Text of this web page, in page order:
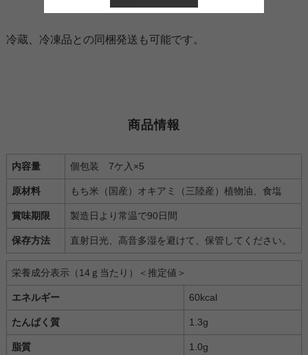
冷蔵、冷凍品との同梱発送も可能です。
商品情報
内容量 個包装 7ケ入×5
原材料 もち米（国産）オキアミ（三陸産）植物油、食塩
賞味期限 製造日より常温で90日間
保存方法 直射日光、高音多湿を避けて、保管してください。
栄養成分表示（14ｇ当たり）＜推定値＞
エネルギー 60kcal
たんぱく質 1.3g
脂質 1.0g